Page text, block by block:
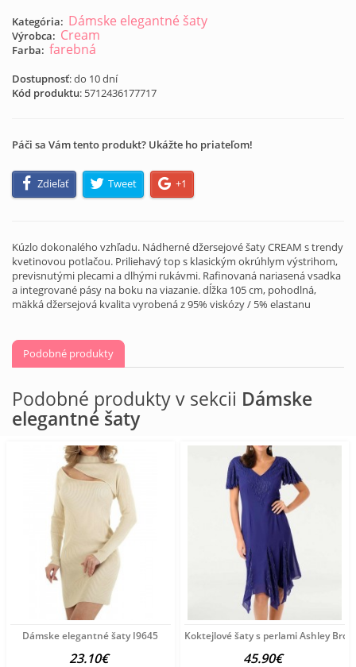
Kategória: Dámske elegantné šaty
Výrobca: Cream
Farba: farebná
Dostupnosť: do 10 dní
Kód produktu: 5712436177717
Páči sa Vám tento produkt? Ukážte ho priateľom!
Zdieľať Tweet +1
Kúzlo dokonalého vzhľadu. Nádherné džersejové šaty CREAM s trendy
kvetinovou potlačou. Priliehavý top s klasickým okrúhlym výstrihom,
previsnutými plecami a dlhými rukávmi. Rafinovaná nariasená vsadka
a integrované pásy na boku na viazanie. dĺžka 105 cm, pohodlná,
mäkká džersejová kvalita vyrobená z 95% viskózy / 5% elastanu
Podobné produkty
Podobné produkty v sekcii Dámske
elegantné šaty
Dámske elegantné šaty I9645
23.10€
Koktejlové šaty s perlami Ashley
45.90€